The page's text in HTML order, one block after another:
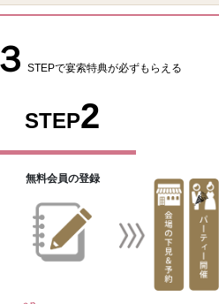
３ STEPで宴索特典が必ずもらえる ​
STEP2
無料会員の登録